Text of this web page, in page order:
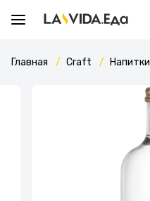
Главная Craft Напитки